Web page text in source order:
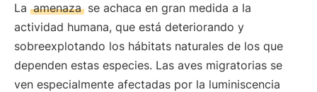
La amenaza se achaca en gran medida a la
actividad humana, que está deteriorando y
sobreexplotando los hábitats naturales de los que
dependen estas especies. Las aves migratorias se
ven especialmente afectadas por la luminiscencia